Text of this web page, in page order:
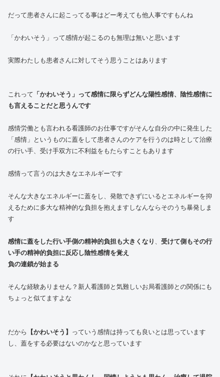
だって患者さんに起こってる事はどー考えても他人事ですもんね
「かわいそう」って感情が起こるのも無理は無いと思います
実際わたしも患者さんに対してそう思うことはあります
これって 「かわいそう」って感情に限らずどんな陽性感情、陰性感情に
も言えることだと思うんです
感情労働とも言われる看護師のお仕事ですがそんな自分の中に発生した
「感情」というものに蓋をして患者さんのケアを行うのは時として治療
の行い手、受け手双方に不利益をもたらすこともあります
感情って言うのは大きなエネルギーです
そんな大きなエネルギーに蓋をし、発散できずにいるとエネルギーを抑
えるために多大な精神的な負担を抱えますしなんならそのうち暴発しま
す
感情に蓋をした行い手側の精神的負担も大きくなり
受けて側もその行
い手の精神的負担に反応し陰性感情を覚え
負の連鎖が始まる
そんな経験ありません？新人看護師と気難しいお局看護師との関係にも
ちょっと似てますよな
だから 【かわいそう】 っていう感情は持っても良いとは思っています
し、蓋をする必要はないのかなと思っています